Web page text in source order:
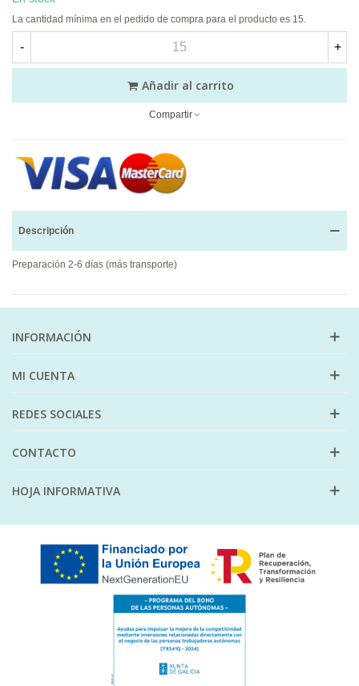
La cantidad mínima en el pedido de compra para el producto es 15.
- +
Añadir al carrito
Compartir
Descripción
Preparación 2-6 días (más transporte)
INFORMACIÓN
MI CUENTA
REDES SOCIALES
CONTACTO
HOJA INFORMATIVA